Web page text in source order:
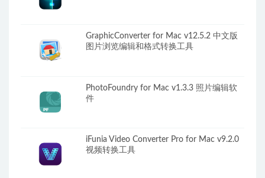
GraphicConverter for Mac v12.5.2 中文版
图片浏览编辑和格式转换工具
PhotoFoundry for Mac v1.3.3 照片编辑软
件
iFunia Video Converter Pro for Mac v9.2.0
视频转换工具